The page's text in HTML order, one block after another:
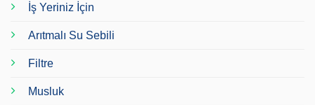
İş Yeriniz İçin
Arıtmalı Su Sebili
Filtre
Musluk